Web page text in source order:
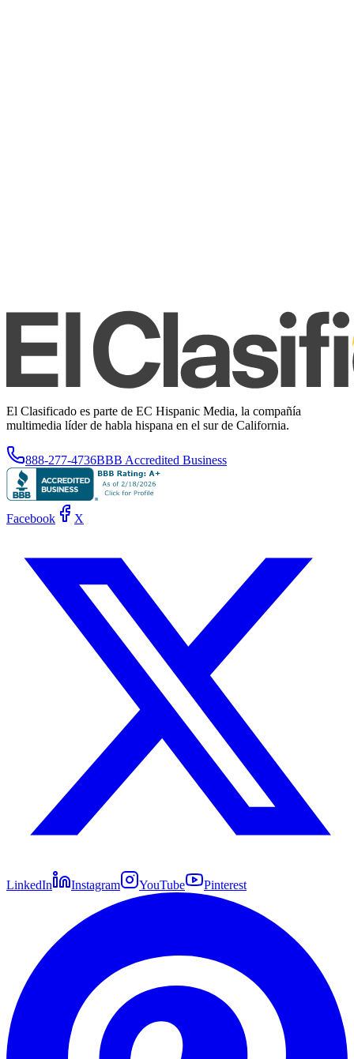
El Clasificado es parte de EC Hispanic Media, la compañía
multimedia líder de habla hispana en el sur de California.
888-277-4736BBB Accredited Business
Facebook X
LinkedIn Instagram YouTube Pinterest